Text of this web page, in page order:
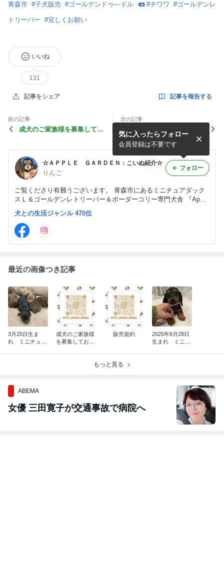
青森市 #子犬販売 #ゴールデンドゥ―ドル #チワワ #ゴールデンレ
トリーバー #宜しくお願い
いいね
131
記事をシェア 記事を報告する
前の記事
成犬のご家族様を募集してお
次の記事
☆ＡＰＰＬＥ ＧＡＲＤＥＮ：こいぬ紹介☆
りんご
ご覧くださり有難うございます。 青森市にあるミニチュアダック
スＬ＆ゴールデンレトリーバー＆ボーダーコリー専門犬舎 『Apple
Garden Kennel』の情緒豊かな仔犬達のご紹介です。 ドゥードル
もいます。 そんなワンコ達に癒されながらの生活を送りません
か？
気に入ったらフォロー
会員登録は不要です
フォロー
犬との生活ジャンル 470位
最近の画像つき記事
3月25日生ま
れ ミニチュア
成犬のご家族様
を募集しており
販売規約
2025年8月28日
生まれ ミニチ
もっと見る
ABEMA
女優 三田寛子が交通事故で病院へ